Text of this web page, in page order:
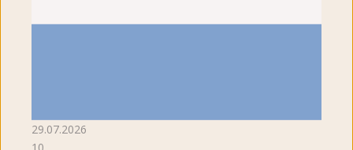
29.07.2026